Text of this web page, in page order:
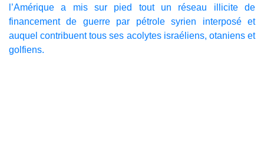
l’Amérique a mis sur pied tout un réseau illicite de
financement de guerre par pétrole syrien interposé et
auquel contribuent tous ses acolytes israéliens, otaniens et
golfiens.